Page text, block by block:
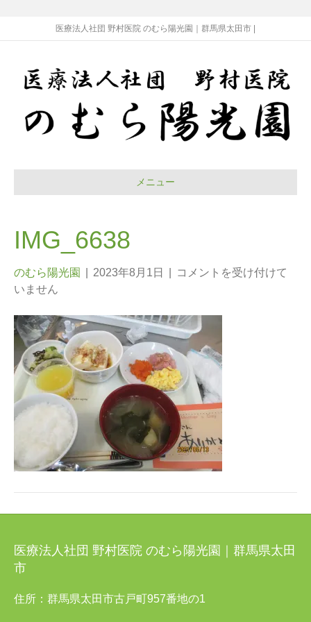
医療法人社団 野村医院 のむら陽光園｜群馬県太田市 |
メニュー
IMG_6638
のむら陽光園 2023年8月1日
コメントを受け付けて
いません
医療法人社団 野村医院 のむら陽光園｜群馬県太田
市
住所：群馬県太田市古戸町957番地の1